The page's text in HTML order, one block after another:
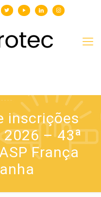
inscrições
– 43ª
França